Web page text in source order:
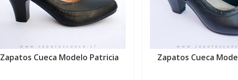
Zapatos Cueca Modelo Patricia Zapatos Cueca